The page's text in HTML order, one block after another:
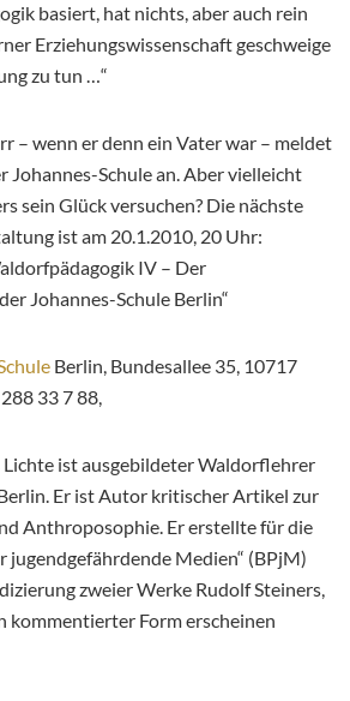
basiert, hat nichts, aber auch rein
Erziehungswissenschaft geschweige
zu tun …“
– wenn er denn ein Vater war – meldet
Johannes-Schule an. Aber vielleicht
sein Glück versuchen? Die nächste
ist am 20.1.2010, 20 Uhr:
IV – Der
Johannes-Schule Berlin“
Berlin, Bundesallee 35, 10717
33 7 88,
Lichte ist ausgebildeter Waldorflehrer
Er ist Autor kritischer Artikel zur
Anthroposophie. Er erstellte für die
jugendgefährdende Medien“ (BPjM)
zweier Werke Rudolf Steiners,
kommentierter Form erscheinen